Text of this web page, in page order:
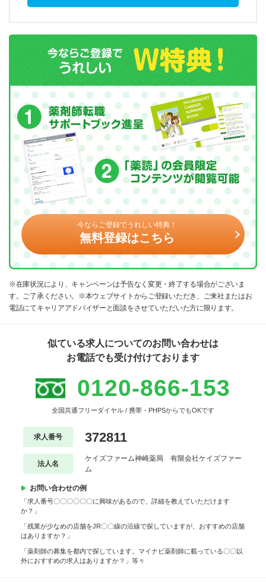
今ならご登録でうれしい特典！
無料登録はこちら
※在庫状況により、キャンペーンは予告なく変更・終了する場合がございま
す。ご了承ください。※本ウェブサイトからご登録いただき、ご来社またはお
電話にてキャリアアドバイザーと面談をさせていただいた方に限ります。
似ている求人についてのお問い合わせは
お電話でも受け付けております
0120-866-153
全国共通フリーダイヤル / 携帯・PHPSからでもOKです
求人番号 372811
法人名
ケイズファーム神崎薬局 有限会社ケイズファー
ム
お問い合わせの例
「求人番号〇〇〇〇〇〇に興味があるので、詳細を教えていただけます
か？」
「残業が少なめの店舗をJR〇〇線の沿線で探していますが、おすすめの店舗
はありますか？」
「薬剤師の募集を都内で探しています。マイナビ薬剤師に載っている〇〇以
外におすすめの求人はありますか？」等々